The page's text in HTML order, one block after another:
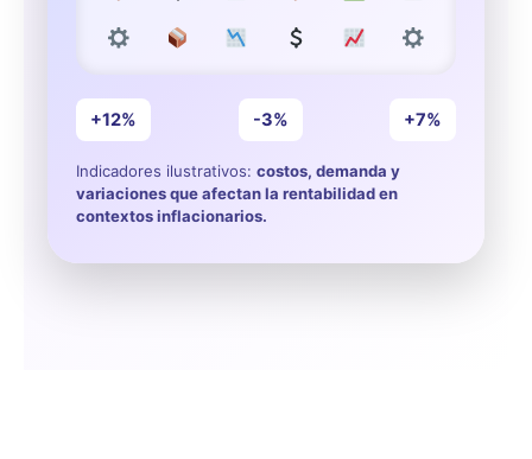
+12% -3% +7%
Indicadores ilustrativos: costos, demanda y
variaciones que afectan la rentabilidad en
contextos inflacionarios.